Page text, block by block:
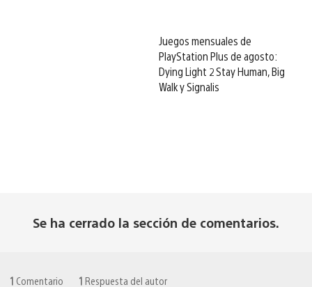
Juegos mensuales de
PlayStation Plus de agosto:
Dying Light 2 Stay Human, Big
Walk y Signalis
Se ha cerrado la sección de comentarios.
1 Comentario 1 Respuesta del autor